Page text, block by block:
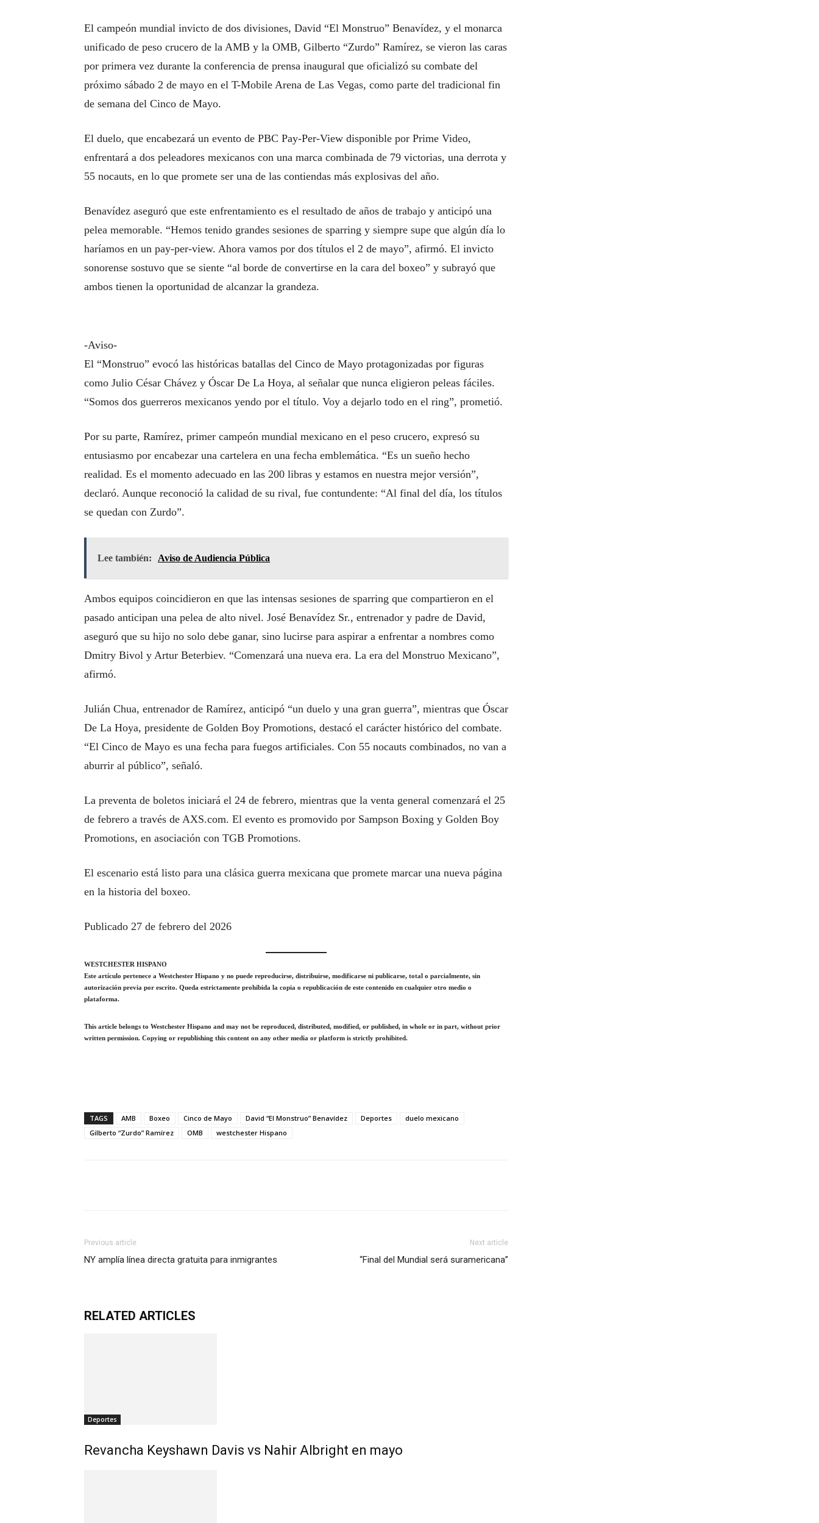
El campeón mundial invicto de dos divisiones, David “El Monstruo” Benavídez, y el monarca
unificado de peso crucero de la AMB y la OMB, Gilberto “Zurdo” Ramírez, se vieron las caras
por primera vez durante la conferencia de prensa inaugural que oficializó su combate del
próximo sábado 2 de mayo en el T-Mobile Arena de Las Vegas, como parte del tradicional fin
de semana del Cinco de Mayo.
El duelo, que encabezará un evento de PBC Pay-Per-View disponible por Prime Video,
enfrentará a dos peleadores mexicanos con una marca combinada de 79 victorias, una derrota y
55 nocauts, en lo que promete ser una de las contiendas más explosivas del año.
Benavídez aseguró que este enfrentamiento es el resultado de años de trabajo y anticipó una
pelea memorable. “Hemos tenido grandes sesiones de sparring y siempre supe que algún día lo
haríamos en un pay-per-view. Ahora vamos por dos títulos el 2 de mayo”, afirmó. El invicto
sonorense sostuvo que se siente “al borde de convertirse en la cara del boxeo” y subrayó que
ambos tienen la oportunidad de alcanzar la grandeza.
-Aviso-
El “Monstruo” evocó las históricas batallas del Cinco de Mayo protagonizadas por figuras
como Julio César Chávez y Óscar De La Hoya, al señalar que nunca eligieron peleas fáciles.
“Somos dos guerreros mexicanos yendo por el título. Voy a dejarlo todo en el ring”, prometió.
Por su parte, Ramírez, primer campeón mundial mexicano en el peso crucero, expresó su
entusiasmo por encabezar una cartelera en una fecha emblemática. “Es un sueño hecho
realidad. Es el momento adecuado en las 200 libras y estamos en nuestra mejor versión”,
declaró. Aunque reconoció la calidad de su rival, fue contundente: “Al final del día, los títulos
se quedan con Zurdo”.
Lee también: Aviso de Audiencia Pública
Ambos equipos coincidieron en que las intensas sesiones de sparring que compartieron en el
pasado anticipan una pelea de alto nivel. José Benavídez Sr., entrenador y padre de David,
aseguró que su hijo no solo debe ganar, sino lucirse para aspirar a enfrentar a nombres como
Dmitry Bivol y Artur Beterbiev. “Comenzará una nueva era. La era del Monstruo Mexicano”,
afirmó.
Julián Chua, entrenador de Ramírez, anticipó “un duelo y una gran guerra”, mientras que Óscar
De La Hoya, presidente de Golden Boy Promotions, destacó el carácter histórico del combate.
“El Cinco de Mayo es una fecha para fuegos artificiales. Con 55 nocauts combinados, no van a
aburrir al público”, señaló.
La preventa de boletos iniciará el 24 de febrero, mientras que la venta general comenzará el 25
de febrero a través de AXS.com. El evento es promovido por Sampson Boxing y Golden Boy
Promotions, en asociación con TGB Promotions.
El escenario está listo para una clásica guerra mexicana que promete marcar una nueva página
en la historia del boxeo.
Publicado 27 de febrero del 2026
WESTCHESTER HISPANO
Este artículo pertenece a Westchester Hispano y no puede reproducirse, distribuirse, modificarse ni publicarse, total o parcialmente, sin
autorización previa por escrito. Queda estrictamente prohibida la copia o republicación de este contenido en cualquier otro medio o
plataforma.
This article belongs to Westchester Hispano and may not be reproduced, distributed, modified, or published, in whole or in part, without prior
written permission. Copying or republishing this content on any other media or platform is strictly prohibited.
TAGS AMB Boxeo Cinco de Mayo David “El Monstruo” Benavídez Deportes
duelo mexicano
Gilberto “Zurdo” Ramírez
OMB westchester Hispano
Previous article
NY amplía línea directa gratuita para inmigrantes
Next article
“Final del Mundial será suramericana”
RELATED ARTICLES
Deportes
Revancha Keyshawn Davis vs Nahir Albright en mayo